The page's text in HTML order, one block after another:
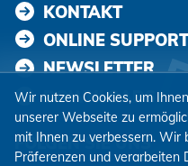
KONTAKT
ONLINE SUPPORT
NEWSLETTER
DOWNLOADS
FOLGEN SIE UNS
Wir nutzen Cookies, um
unserer Webseite zu
mit Ihnen zu verbessern. Wir
Präferenzen und verarbeiten